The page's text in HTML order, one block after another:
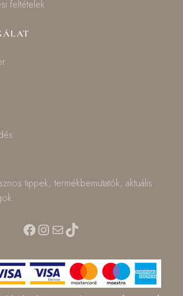
feltételek
tippek, termékbemutatók, aktuális
Facebook
Instagram
MailTikTok